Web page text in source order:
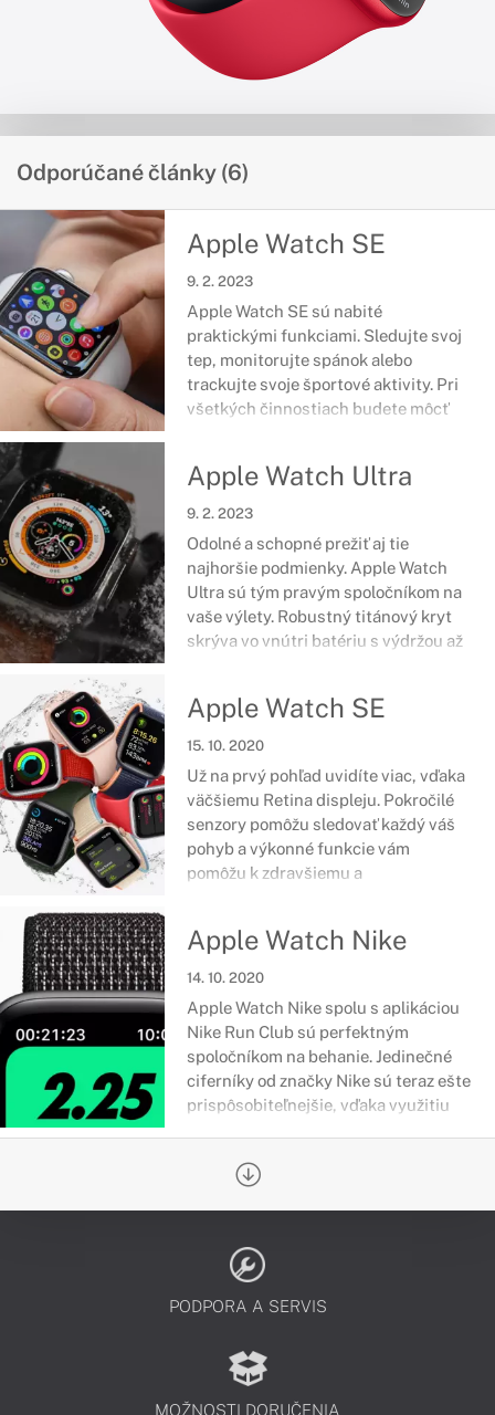
Odporúčané články (6)
Apple Watch SE
9. 2. 2023
Apple Watch SE sú nabité
praktickými funkciami. Sledujte svoj
tep, monitorujte spánok alebo
trackujte svoje športové aktivity. Pri
všetkých činnostiach budete môcť
Vyberte si z troch farebných
prevedení a zlaďte k nim remienok,
Apple Watch Ultra
9. 2. 2023
Odolné a schopné prežiť aj tie
najhoršie podmienky. Apple Watch
Ultra sú tým pravým spoločníkom na
vaše výlety. Robustný titánový kryt
skrýva vo vnútri batériu s výdržou až
naplno a vychutnajte si každý zážitok
v horách s množstvom zaujímavých
Apple Watch SE
15. 10. 2020
Už na prvý pohľad uvidíte viac, vďaka
väčšiemu Retina displeju. Pokročilé
senzory pomôžu sledovať každý váš
pohyb a výkonné funkcie vám
pomôžu k zdravšiemu a
ako čakáte.
Apple Watch Nike
14. 10. 2020
Apple Watch Nike spolu s aplikáciou
Nike Run Club sú perfektným
spoločníkom na behanie. Jedinečné
ciferníky od značky Nike sú teraz ešte
prispôsobiteľnejšie, vďaka využitiu
PODPORA A SERVIS
MOŽNOSTI DORUČENIA